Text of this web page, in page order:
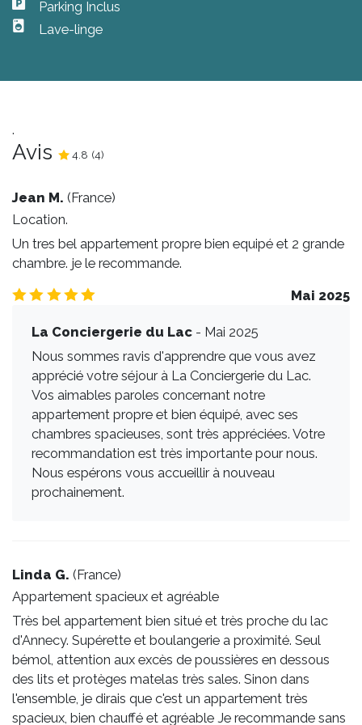
-Seythenex et la Sambuy à 30 minutes
Au delà de 21h un supplément de 20€ vous sera
Si le logement est disponible plus tôt nous serons
heureux de vous accueillir avant 16h.
De la même manière pour votre départ, un départ
tardif sera permis si l’appartement n’est pas repris le
soir même.
A proximité :
+Piste cyclable à 20m
+Arrêt de bus
+La magnifique ville d’Annecy à 12km
+Les plages
Au plaisir de vous revoir !
Parking Inclus
Lave-linge
.
Avis 4.8 /5
4.8 (4)
Jean M. (France)
Location.
Un tres bel appartement propre bien equipé et 2 grande
chambre. je le recommande.
Mai 2025
La Conciergerie du Lac - Mai 2025
Nous sommes ravis d'apprendre que vous avez
apprécié votre séjour à La Conciergerie du Lac.
Vos aimables paroles concernant notre
appartement propre et bien équipé, avec ses
chambres spacieuses, sont très appréciées. Votre
recommandation est très importante pour nous.
Nous espérons vous accueillir à nouveau
prochainement.
Linda G. (France)
Appartement spacieux et agréable
Très bel appartement bien situé et très proche du lac
d'Annecy. Supérette et boulangerie a proximité. Seul
bémol, attention aux excès de poussières en dessous
des lits et protèges matelas très sales. Sinon dans
l'ensemble, je dirais que c'est un appartement très
spacieux, bien chauffé et agréable Je recommande sans